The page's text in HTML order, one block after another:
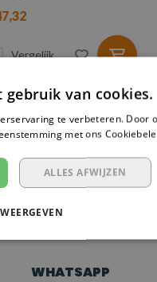
Vergelijk
OP
WHATSAPP
gebruik van cookies.
te verbeteren. Door
met ons
ALLES AFWIJZEN